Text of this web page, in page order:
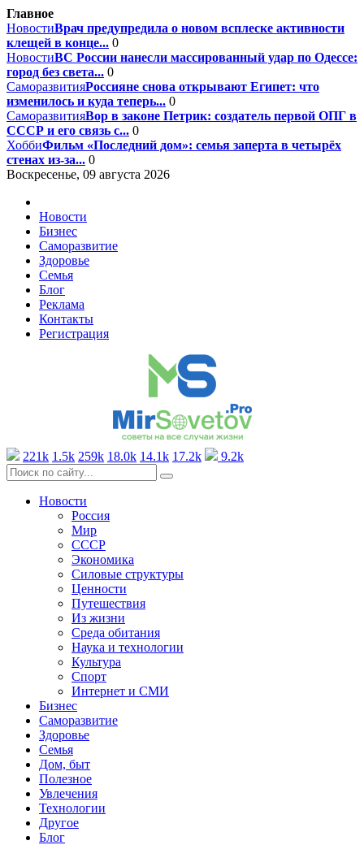
Главное
НовостиВрач предупредила о новом всплеске активности
клещей в конце... 0
НовостиВС России нанесли массированный удар по Одессе:
город без света... 0
СаморазвитияРоссияне снова открывают Египет: что
изменилось и куда теперь... 0
СаморазвитияВор в законе Петрик: создатель первой ОПГ в
СССР и его связь с... 0
ХоббиФильм «Последний дом»: семья заперта в четырёх
стенах из-за... 0
Воскресенье, 09 августа 2026
Новости
Бизнес
Саморазвитие
Здоровье
Семья
Блог
Реклама
Контакты
Регистрация
221k 1.5k 259k 18.0k 14.1k 17.2k 9.2k
Новости
Россия
Мир
СССР
Экономика
Силовые структуры
Ценности
Путешествия
Из жизни
Среда обитания
Наука и технологии
Культура
Спорт
Интернет и СМИ
Бизнес
Саморазвитие
Здоровье
Семья
Дом, быт
Полезное
Увлечения
Технологии
Другое
Блог